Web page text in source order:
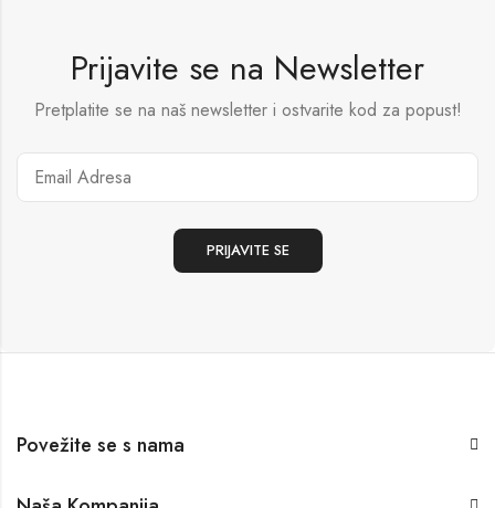
Prijavite se na Newsletter
Pretplatite se na naš newsletter i ostvarite kod za popust!
Povežite se s nama